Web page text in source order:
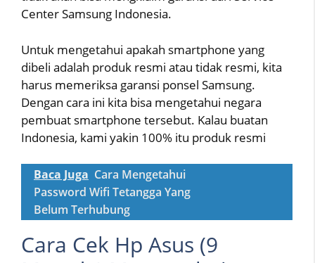
Center Samsung Indonesia.
Untuk mengetahui apakah smartphone yang
dibeli adalah produk resmi atau tidak resmi, kita
harus memeriksa garansi ponsel Samsung.
Dengan cara ini kita bisa mengetahui negara
pembuat smartphone tersebut. Kalau buatan
Indonesia, kami yakin 100% itu produk resmi
Baca Juga Cara Mengetahui
Password Wifi Tetangga Yang
Belum Terhubung
Cara Cek Hp Asus (9